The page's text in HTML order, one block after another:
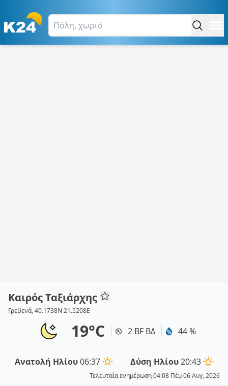
Καιρός Ταξιάρχης
Γρεβενά, 40.1738N 21.5208E
19°C 2 BF ΒΔ 44 %
Ανατολή Ηλίου06:37 Δύση Ηλίου20:43
Τελευταία ενημέρωση 04:08 Πέμ 06 Αυγ, 2026